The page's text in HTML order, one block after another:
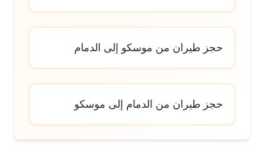
حجز طيران من موسكو إلى الدمام
حجز طيران من الدمام إلى موسكو